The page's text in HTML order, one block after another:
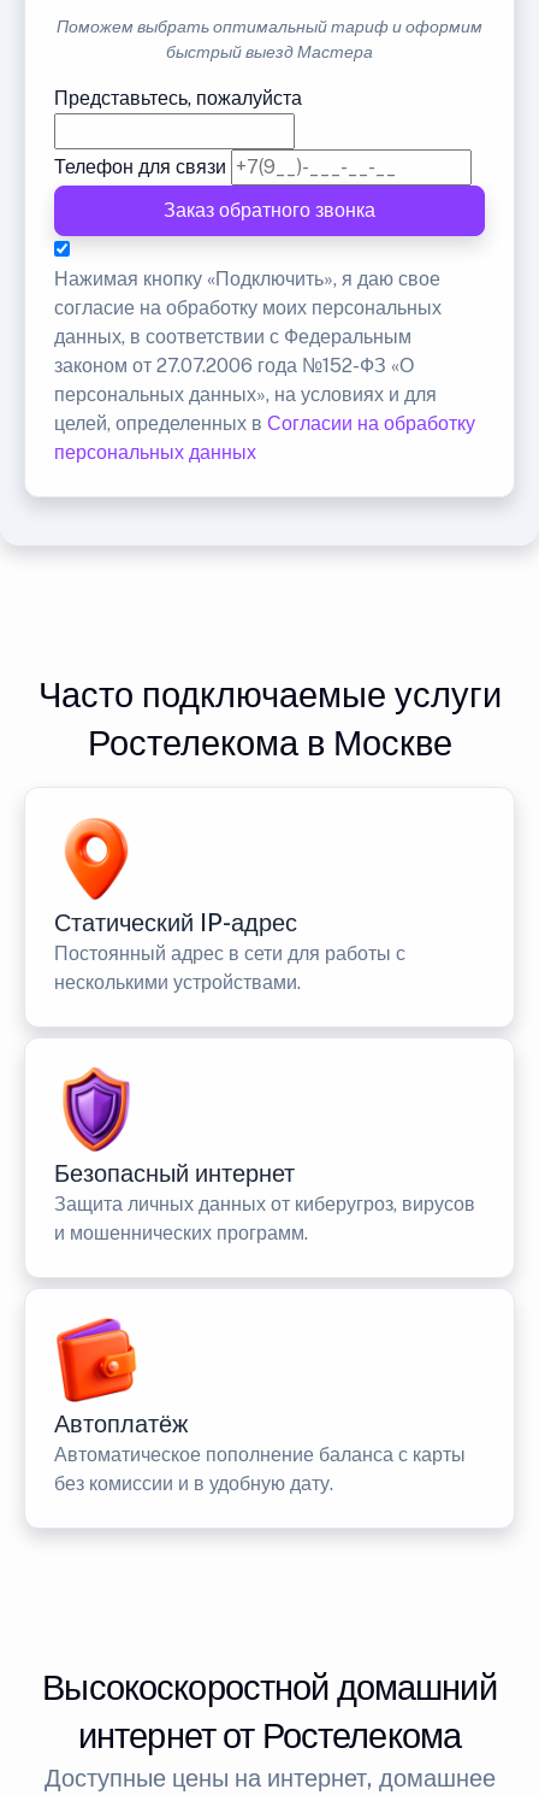
Поможем выбрать оптимальный тариф и оформим
быстрый выезд Мастера
Представьтесь, пожалуйста
Телефон для связи
Заказ обратного звонка
Нажимая кнопку «Подключить», я даю свое
согласие на обработку моих персональных
данных, в соответствии с Федеральным
законом от 27.07.2006 года №152-ФЗ «О
персональных данных», на условиях и для
целей, определенных в Согласии на обработку
персональных данных
Часто подключаемые услуги
Ростелекома в Москве
Статический IP-адрес
Постоянный адрес в сети для работы с
несколькими устройствами.
Безопасный интернет
Защита личных данных от киберугроз, вирусов
и мошеннических программ.
Автоплатёж
Автоматическое пополнение баланса с карты
без комиссии и в удобную дату.
Высокоскоростной домашний
интернет от Ростелекома
Доступные цены на интернет, домашнее